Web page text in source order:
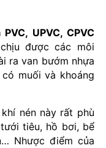
PVC, UPVC, CPVC
được các môi
ra van bướm nhựa
muối và khoáng
nén này rất phù
tiêu, hồ bơi, bể
Nhược điểm của